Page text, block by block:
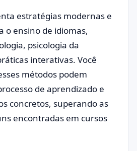
estratégias modernas e
o ensino de idiomas,
psicologia da
interativas. Você
métodos podem
de aprendizado e
concretos, superando as
encontradas em cursos